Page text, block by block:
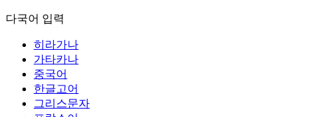
다국어 입력
히라가나
가타카나
중국어
한글고어
그리스문자